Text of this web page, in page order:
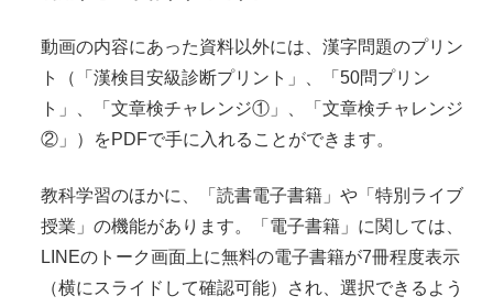
動画の内容にあった資料以外には、漢字問題のプリン
ト（「漢検目安級診断プリント」、「50問プリン
ト」、「文章検チャレンジ①」、「文章検チャレンジ
②」）をPDFで手に入れることができます。
教科学習のほかに、「読書電子書籍」や「特別ライブ
授業」の機能があります。「電子書籍」に関しては、
LINEのトーク画面上に無料の電子書籍が7冊程度表示
（横にスライドして確認可能）され、選択できるよう